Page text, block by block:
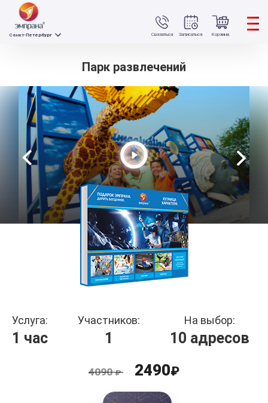
Связаться
Санкт-Петербург Записаться Корзина
Парк развлечений
Услуга:
1 час
Участников:
1
На выбор:
10 адресов
4090 ₽ 2490₽